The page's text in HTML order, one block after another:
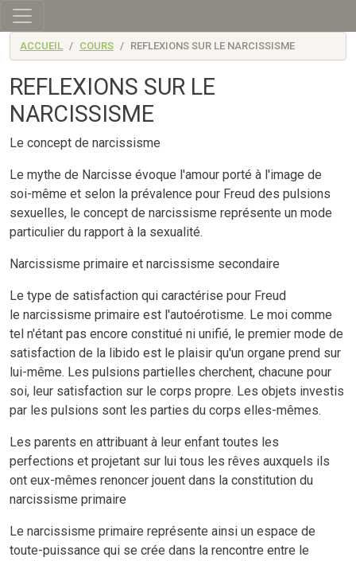
Skip to main content
ACCUEIL COURS REFLEXIONS SUR LE NARCISSISME
REFLEXIONS SUR LE
NARCISSISME
Le concept de narcissisme
Le mythe de Narcisse évoque l'amour porté à l'image de
soi-même et selon la prévalence pour Freud des pulsions
sexuelles, le concept de narcissisme représente un mode
particulier du rapport à la sexualité.
Narcissisme primaire et narcissisme secondaire
Le type de satisfaction qui caractérise pour Freud
le narcissisme primaire est l'autoérotisme. Le moi comme
tel n'étant pas encore constitué ni unifié, le premier mode de
satisfaction de la libido est le plaisir qu'un organe prend sur
lui-même. Les pulsions partielles cherchent, chacune pour
soi, leur satisfaction sur le corps propre. Les objets investis
par les pulsions sont les parties du corps elles-mêmes.
Les parents en attribuant à leur enfant toutes les
perfections et projetant sur lui tous les rêves auxquels ils
ont eux-mêmes renoncer jouent dans la constitution du
narcissisme primaire
Le narcissisme primaire représente ainsi un espace de
toute-puissance qui se crée dans la rencontre entre le